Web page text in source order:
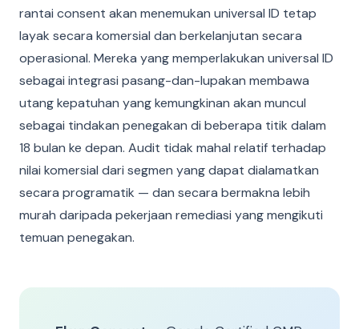
rantai consent akan menemukan universal ID tetap
layak secara komersial dan berkelanjutan secara
operasional. Mereka yang memperlakukan universal ID
sebagai integrasi pasang-dan-lupakan membawa
utang kepatuhan yang kemungkinan akan muncul
sebagai tindakan penegakan di beberapa titik dalam
18 bulan ke depan. Audit tidak mahal relatif terhadap
nilai komersial dari segmen yang dapat dialamatkan
secara programatik — dan secara bermakna lebih
murah daripada pekerjaan remediasi yang mengikuti
temuan penegakan.